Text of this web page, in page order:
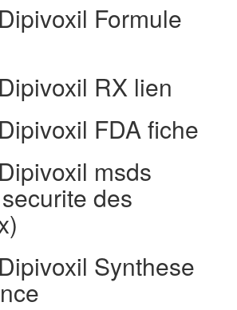
Formule
RX lien
FDA fiche
msds
des
Synthese